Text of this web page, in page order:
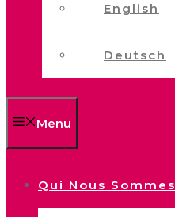
English
Deutsch
Menu
Qui Nous Sommes